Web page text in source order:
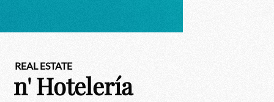
REAL ESTATE
n' Hotelería